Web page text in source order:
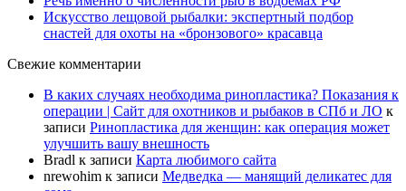
Искусство лещовой рыбалки: экспертный подбор
снастей для охоты на «бронзового» красавца
Свежие комментарии
В каких случаях необходима ринопластика? Показания к
операции | Сайт для охотников и рыбаков в СПб и ЛО к
записи Ринопластика для женщин: как операция может
улучшить вашу внешность
Bradl к записи Карта любимого сайта
nrewohim к записи Медведка — манящий деликатес для